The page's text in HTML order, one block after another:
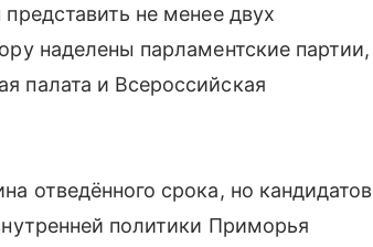
не менее двух
наделены парламентские партии,
палата и Всероссийская
отведённого срока, но кандидатов
политики Приморья